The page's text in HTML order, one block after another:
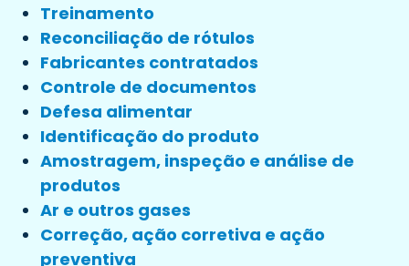
Treinamento
Reconciliação de rótulos
Fabricantes contratados
Controle de documentos
Defesa alimentar
Identificação do produto
Amostragem, inspeção e análise de
produtos
Ar e outros gases
Correção, ação corretiva e ação
preventiva